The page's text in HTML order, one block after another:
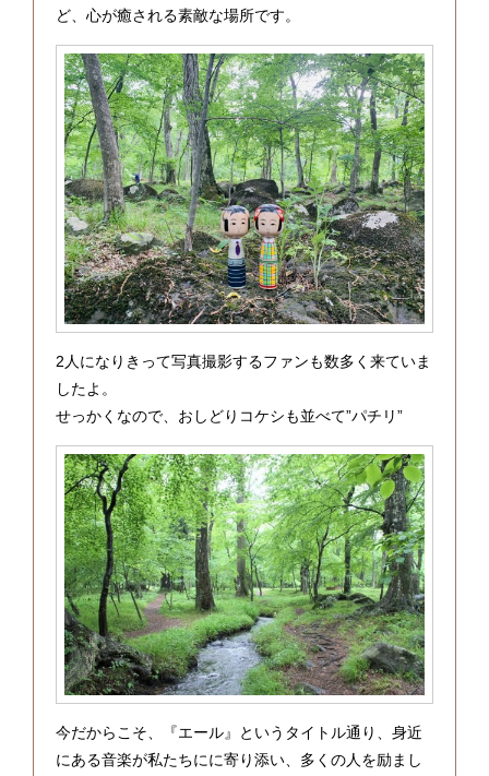
ど、心が癒される素敵な場所です。
2人になりきって写真撮影するファンも数多く来ていま
したよ。
せっかくなので、おしどりコケシも並べて”パチリ”
今だからこそ、『エール』というタイトル通り、身近
にある音楽が私たちにに寄り添い、多くの人を励まし